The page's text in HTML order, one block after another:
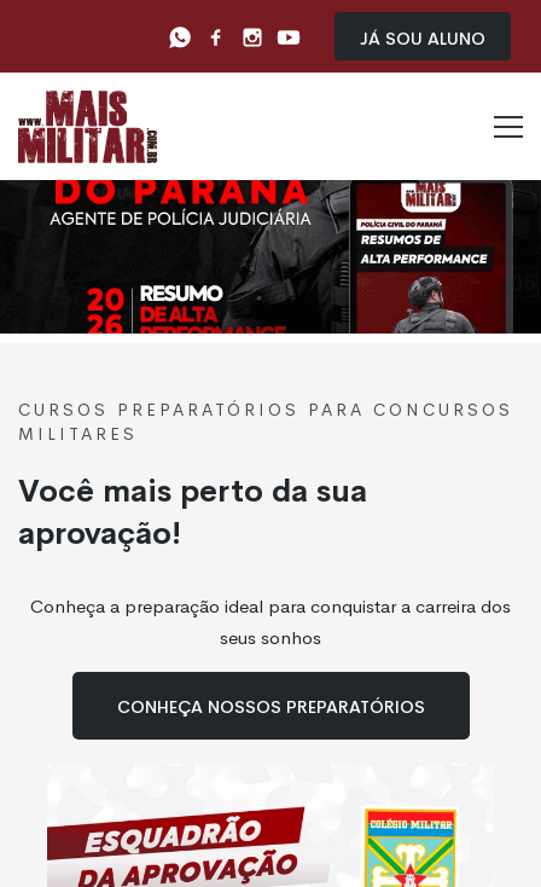
Já sou Aluno
CURSOS PREPARATÓRIOS PARA CONCURSOS
MILITARES
Você mais perto da sua
aprovação!
Conheça a preparação ideal para conquistar a carreira dos
seus sonhos
Conheça nossos preparatórios